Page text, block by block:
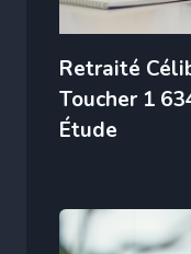
Retraité
Toucher 1
Étude